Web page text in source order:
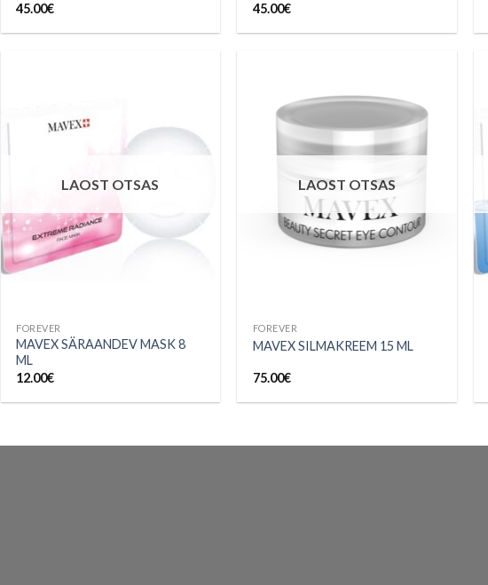
45.00€
45.00€
soovinimekirja
LAOST OTSAS
FOREVER
MAVEX SÄRAANDEV MASK 8
ML
12.00€
Lisa
soovinimekirja
LAOST OTSAS
FOREVER
MAVEX SILMAKREEM 15 ML
75.00€